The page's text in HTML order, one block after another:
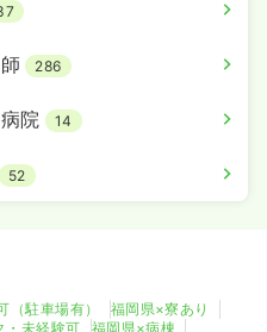
286
院 14
52
（駐車場有）
福岡県×寮あり
・未経験可
福岡県×病棟